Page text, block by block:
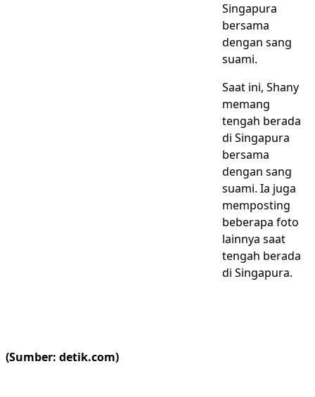
Singapura
bersama
dengan sang
suami.
Saat ini, Shany
memang
tengah berada
di Singapura
bersama
dengan sang
suami. Ia juga
memposting
beberapa foto
lainnya saat
tengah berada
di Singapura.
(Sumber: detik.com)